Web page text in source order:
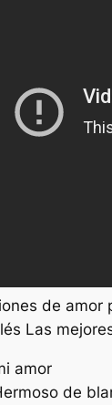
de amor
Las
amor
de